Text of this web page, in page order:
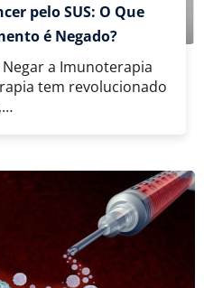
pelo SUS: O Que
é Negado?
a Imunoterapia
tem revolucionado